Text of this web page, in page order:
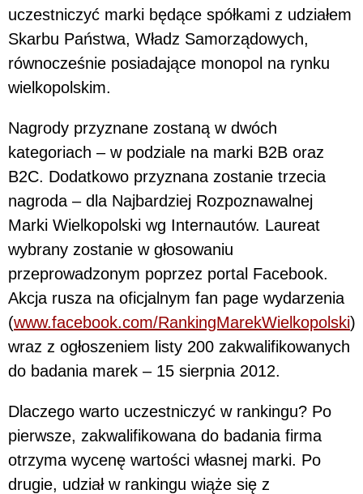
uczestniczyć marki będące spółkami z udziałem
Skarbu Państwa, Władz Samorządowych,
równocześnie posiadające monopol na rynku
wielkopolskim.
Nagrody przyznane zostaną w dwóch
kategoriach – w podziale na marki B2B oraz
B2C. Dodatkowo przyznana zostanie trzecia
nagroda – dla Najbardziej Rozpoznawalnej
Marki Wielkopolski wg Internautów. Laureat
wybrany zostanie w głosowaniu
przeprowadzonym poprzez portal Facebook.
Akcja rusza na oficjalnym fan page wydarzenia
(www.facebook.com/RankingMarekWielkopolski)
wraz z ogłoszeniem listy 200 zakwalifikowanych
do badania marek – 15 sierpnia 2012.
Dlaczego warto uczestniczyć w rankingu? Po
pierwsze, zakwalifikowana do badania firma
otrzyma wycenę wartości własnej marki. Po
drugie, udział w rankingu wiąże się z